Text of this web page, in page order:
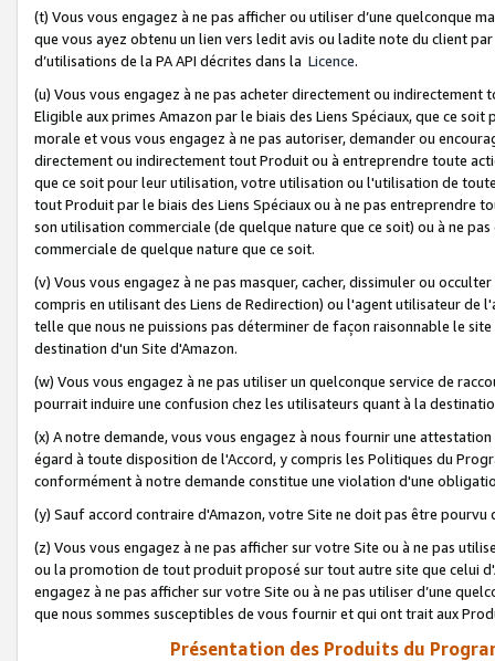
(t) Vous vous engagez à ne pas afficher ou utiliser d’une quelconque
que vous ayez obtenu un lien vers ledit avis ou ladite note du client
d’utilisations de la PA API décrites dans la Licence.
(u) Vous vous engagez à ne pas acheter directement ou
Eligible aux primes Amazon par le biais des Liens Spéciaux, que ce
morale et vous vous engagez à ne pas autoriser, demander ou
directement ou indirectement tout Produit ou à entreprendre toute
que ce soit pour leur utilisation, votre utilisation ou l'utilisation de
tout Produit par le biais des Liens Spéciaux ou à ne pas entreprendre
son utilisation commerciale (de quelque nature que ce soit) ou à ne
commerciale de quelque nature que ce soit.
(v) Vous vous engagez à ne pas masquer, cacher, dissimuler ou
compris en utilisant des Liens de Redirection) ou l'agent utilisateur
telle que nous ne puissions pas déterminer de façon raisonnable le
destination d'un Site d'Amazon.
(w) Vous vous engagez à ne pas utiliser un quelconque service de
pourrait induire une confusion chez les utilisateurs quant à la
(x) A notre demande, vous vous engagez à nous fournir une
égard à toute disposition de l'Accord, y compris les Politiques du
conformément à notre demande constitue une violation d'une
(y) Sauf accord contraire d'Amazon, votre Site ne doit pas être
(z) Vous vous engagez à ne pas afficher sur votre Site ou à ne pas
ou la promotion de tout produit proposé sur tout autre site que celui
engagez à ne pas afficher sur votre Site ou à ne pas utiliser d’une
que nous sommes susceptibles de vous fournir et qui ont trait aux
Présentation des Produits du